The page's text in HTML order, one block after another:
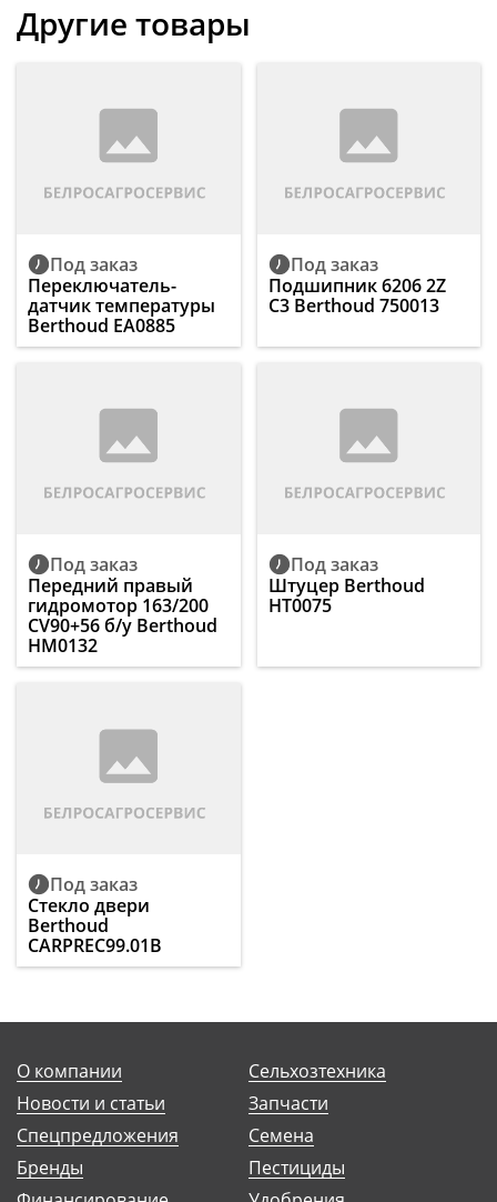
Другие товары
Под заказ
Переключатель-
датчик температуры
Berthoud EA0885
Под заказ
Подшипник 6206 2Z
C3 Berthoud 750013
Под заказ
Передний правый
гидромотор 163/200
CV90+56 б/у Berthoud
HM0132
Под заказ
Штуцер Berthoud
HT0075
Под заказ
Стекло двери
Berthoud
CARPREC99.01B
О компании
Новости и статьи
Спецпредложения
Бренды
Сельхозтехника
Запчасти
Семена
Пестициды